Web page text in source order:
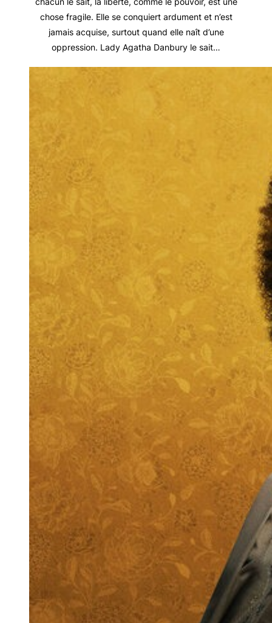
chose fragile. Elle se conquiert ardument et n’est
jamais acquise, surtout quand elle naît d’une
oppression. Lady Agatha Danbury le sait…